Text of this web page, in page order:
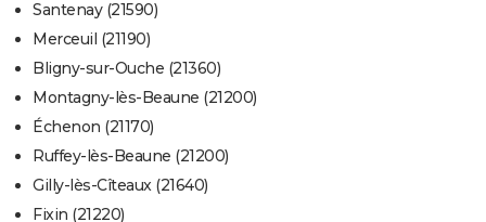
Santenay (21590)
Merceuil (21190)
Bligny-sur-Ouche (21360)
Montagny-lès-Beaune (21200)
Échenon (21170)
Ruffey-lès-Beaune (21200)
Gilly-lès-Cîteaux (21640)
Fixin (21220)